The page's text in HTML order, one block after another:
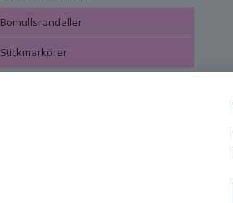
Bomullsrondeller
Stickmarkörer